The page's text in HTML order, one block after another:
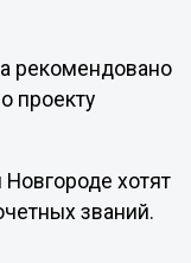
рекомендовано
проекту
хотят
званий.